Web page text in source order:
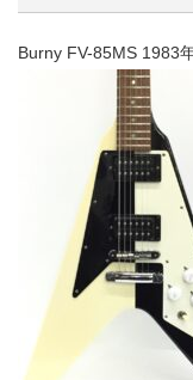
Burny FV-85MS 1983